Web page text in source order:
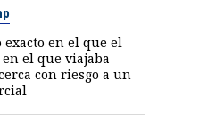
exacto en el que el
el que viajaba
con riesgo a un